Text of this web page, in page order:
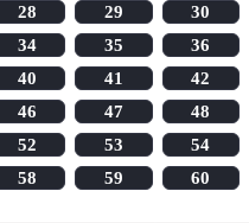
28 29
30
34 35
36
40 41
42
46 47
48
52 53
54
58 59
60